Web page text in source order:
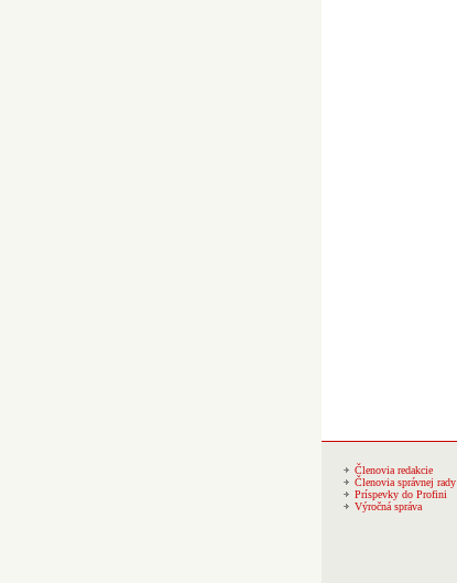
Členovia redakcie
Členovia správnej rady
Príspevky do Profini
Výročná správa